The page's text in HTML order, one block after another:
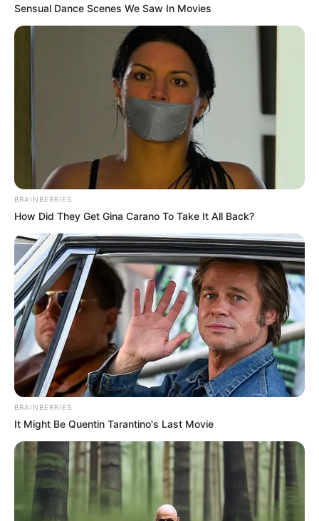
Sensual Dance Scenes We Saw In Movies
BRAINBERRIES
How Did They Get Gina Carano To Take It All Back?
BRAINBERRIES
It Might Be Quentin Tarantino's Last Movie